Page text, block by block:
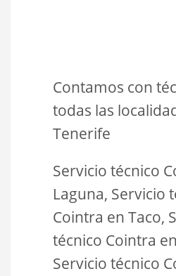
Contamos con
todas las
Tenerife
Servicio técnico
Laguna, Servicio
Cointra en Taco,
técnico Cointra
Servicio técnico